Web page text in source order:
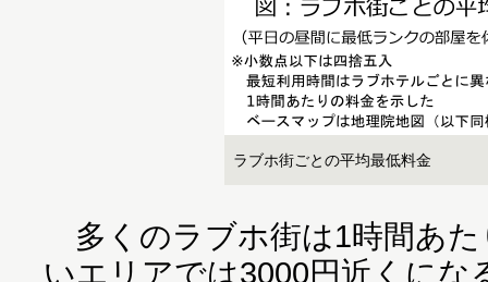
ラブホ街ごとの平均最低料金
多くのラブホ街は1時間あた
いエリアでは3000円近くにな